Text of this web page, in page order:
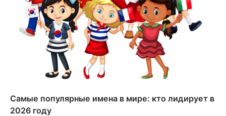
Самые популярные имена в мире: кто лидирует в
2026 году